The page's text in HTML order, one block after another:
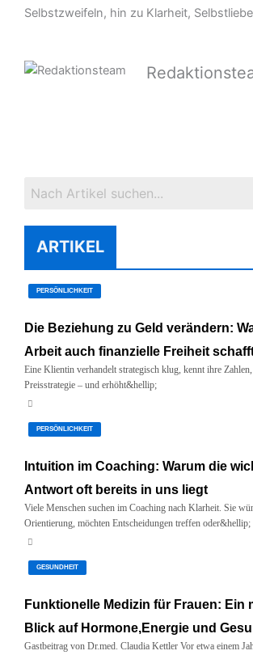
Selbstzweifeln, hin zu Klarheit,
ARTIKEL
PERSÖNLICHKEIT
Die Beziehung zu Geld verändern:
Arbeit auch finanzielle Freiheit
Eine Klientin verhandelt strategisch klug, kennt ihre
Preisstrategie – und erhöht&hellip;
PERSÖNLICHKEIT
Intuition im Coaching: Warum die
Antwort oft bereits in uns liegt
Viele Menschen suchen im Coaching nach Klarheit. Sie
Orientierung, möchten Entscheidungen treffen oder&hellip;
GESUNDHEIT
Funktionelle Medizin für Frauen: Ein
Blick auf Hormone,Energie und
Gastbeitrag von Dr.med. Claudia Kettler Vor etwa einem